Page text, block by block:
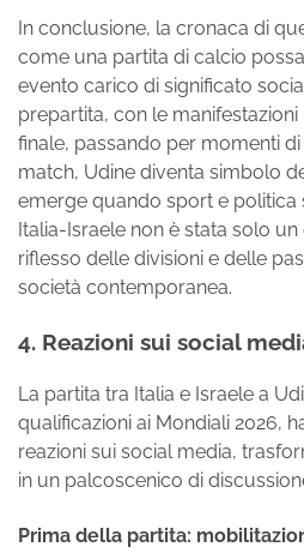
In conclusione, la cronaca di
come una partita di calcio
evento carico di significato
prepartita, con le manifestazioni
finale, passando per momenti
match, Udine diventa simbolo
emerge quando sport e politica
Italia-Israele non è stata solo
riflesso delle divisioni e delle
società contemporanea.
4. Reazioni sui social
La partita tra Italia e Israele a
qualificazioni ai Mondiali 2026,
reazioni sui social media,
in un palcoscenico di
Prima della partita: